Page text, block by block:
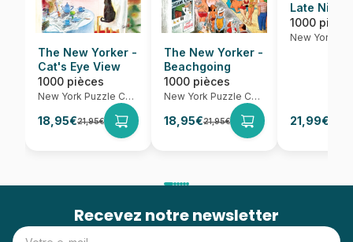
The New Yorker -
Cat's Eye View
1000 pièces
New York Puzzle Company
18,95€21,95€
The New Yorker -
Beachgoing
1000 pièces
New York Puzzle Company
18,95€21,95€
Late Night
1000
21,99€
Recevez notre newsletter